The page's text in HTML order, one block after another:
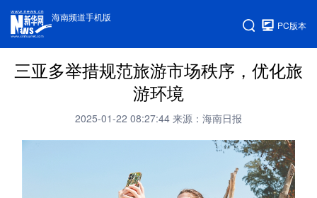
海南频道手机版
PC版本
三亚多举措规范旅游市场秩序，优化旅
游环境
2025-01-22 08:27:44 来源：海南日报